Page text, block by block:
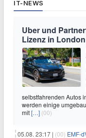
IT-NEWS
Uber und
Lizenz in London
selbstfahrenden Autos
werden einige
mit[…] (00)
05.08. 23:17 | (00) EMF-